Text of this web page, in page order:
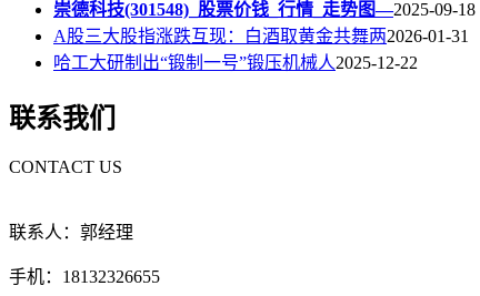
崇德科技(301548)_股票价钱_行情_走势图—2025-09-18
A股三大股指涨跌互现：白酒取黄金共舞两2026-01-31
哈工大研制出“锻制一号”锻压机械人2025-12-22
联系我们
CONTACT US
联系人：郭经理
手机：18132326655